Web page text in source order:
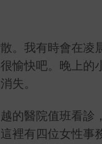
。我有時會在凌
愉快吧。晚上的
失。
的醫院值班看
裡有四位女性